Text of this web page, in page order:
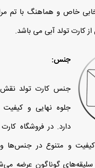
خاص و هماهنگ با تم
کارت تولد آبی می باشد.
جنس:
جنس کارت تولد
جلوه نهایی و
دارد. در فروشگاه کارت
و متنوع در جنس‌ها
گوناگون عرضه